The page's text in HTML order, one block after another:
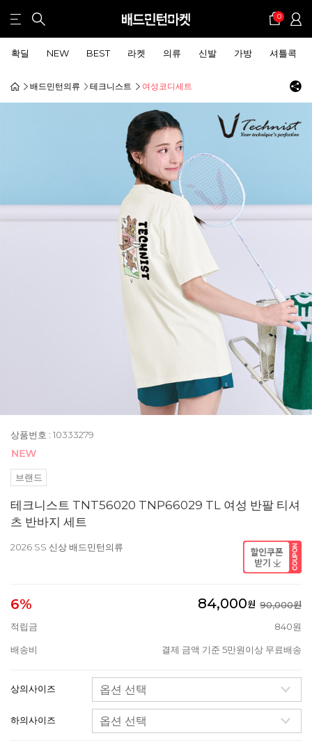
0
확딜 NEW BEST 라켓 의류 신발 가방 셔틀콕
배드민턴의류 테크니스트 여성코디세트
상품번호 : 10333279
브랜드
테크니스트 TNT56020 TNP66029 TL 여성 반팔 티셔
츠 반바지 세트
2026 SS 신상 배드민턴의류
6% 84,000원 90,000원
적립금
840원
배송비 결제 금액 기준 5만원이상 무료배송
상의사이즈
하의사이즈